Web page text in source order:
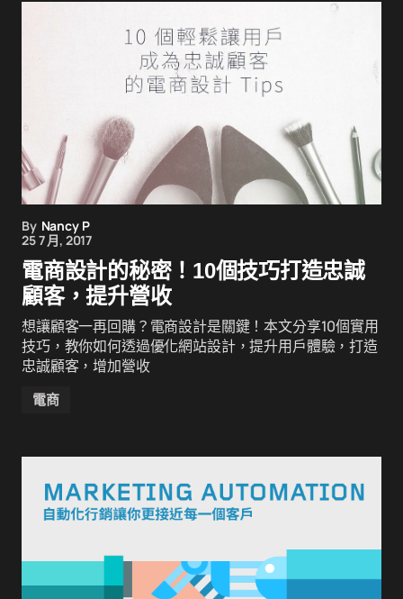
By Nancy P
25 7 月, 2017
電商設計的秘密！10個技巧打造忠誠
顧客，提升營收
想讓顧客一再回購？電商設計是關鍵！本文分享10個實用
技巧，教你如何透過優化網站設計，提升用戶體驗，打造
忠誠顧客，增加營收
電商